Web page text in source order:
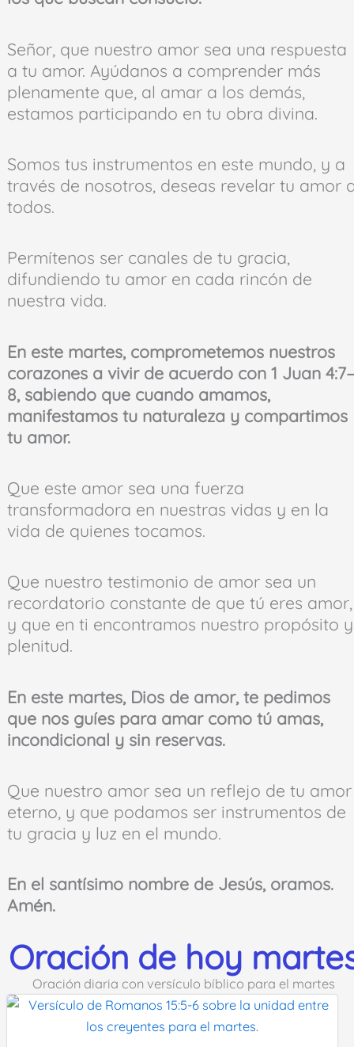
Señor, que nuestro amor sea una respuesta
a tu amor. Ayúdanos a comprender más
plenamente que, al amar a los demás,
estamos participando en tu obra divina.
Somos tus instrumentos en este mundo, y a
través de nosotros, deseas revelar tu amor
todos.
Permítenos ser canales de tu gracia,
difundiendo tu amor en cada rincón de
nuestra vida.
En este martes, comprometemos nuestros
corazones a vivir de acuerdo con 1 Juan 4:7–
8, sabiendo que cuando amamos,
manifestamos tu naturaleza y compartimos
tu amor.
Que este amor sea una fuerza
transformadora en nuestras vidas y en la
vida de quienes tocamos.
Que nuestro testimonio de amor sea un
recordatorio constante de que tú eres amor,
y que en ti encontramos nuestro propósito y
plenitud.
En este martes, Dios de amor, te pedimos
que nos guíes para amar como tú amas,
incondicional y sin reservas.
Que nuestro amor sea un reflejo de tu amor
eterno, y que podamos ser instrumentos de
tu gracia y luz en el mundo.
En el santísimo nombre de Jesús, oramos.
Amén.
Oración de hoy
Oración diaria con versículo bíblico para el martes